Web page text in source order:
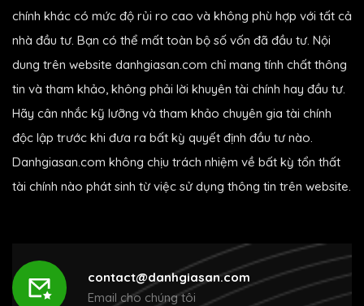
chính khác có mức độ rủi ro cao và không phù hợp với tất cả
nhà đầu tư. Bạn có thể mất toàn bộ số vốn đã đầu tư. Nội
dung trên website danhgiasan.com chỉ mang tính chất thông
tin và tham khảo, không phải lời khuyên tài chính hay đầu tư.
Hãy cân nhắc kỹ lưỡng và tham khảo chuyên gia tài chính
độc lập trước khi đưa ra bất kỳ quyết định đầu tư nào.
Danhgiasan.com không chịu trách nhiệm về bất kỳ tổn thất
tài chính nào phát sinh từ việc sử dụng thông tin trên website.
contact@danhgiasan.com
Email cho chúng tôi